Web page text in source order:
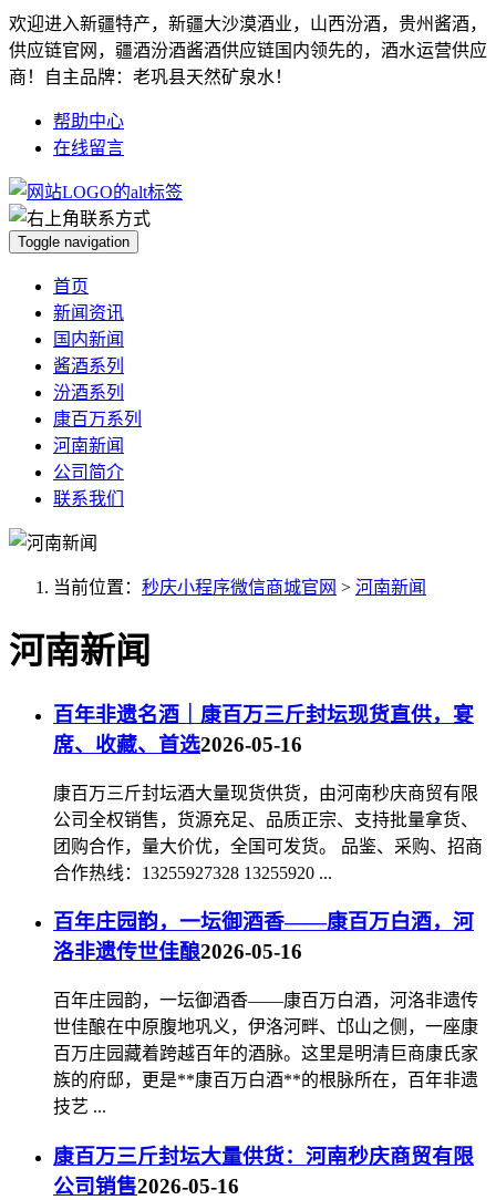
欢迎进入新疆特产，新疆大沙漠酒业，山西汾酒，贵州酱酒，
供应链官网，疆酒汾酒酱酒供应链国内领先的，酒水运营供应
商！自主品牌：老巩县天然矿泉水！
帮助中心
在线留言
Toggle navigation
首页
新闻资讯
国内新闻
酱酒系列
汾酒系列
康百万系列
河南新闻
公司简介
联系我们
当前位置： 秒庆小程序微信商城官网 > 河南新闻
河南新闻
百年非遗名酒｜康百万三斤封坛现货直供，宴
席、收藏、首选2026-05-16
康百万三斤封坛酒大量现货供货，由河南秒庆商贸有限
公司全权销售，货源充足、品质正宗、支持批量拿货、
团购合作，量大价优，全国可发货。 品鉴、采购、招商
合作热线：13255927328 13255920 ...
百年庄园韵，一坛御酒香——康百万白酒，河
洛非遗传世佳酿2026-05-16
百年庄园韵，一坛御酒香——康百万白酒，河洛非遗传
世佳酿在中原腹地巩义，伊洛河畔、邙山之侧，一座康
百万庄园藏着跨越百年的酒脉。这里是明清巨商康氏家
族的府邸，更是**康百万白酒**的根脉所在，百年非遗
技艺 ...
康百万三斤封坛大量供货：河南秒庆商贸有限
公司销售2026-05-16